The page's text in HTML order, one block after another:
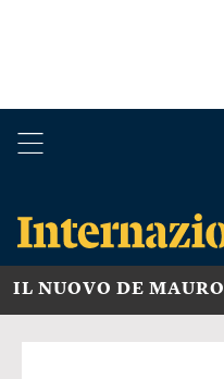
IL NUOVO DE MAURO